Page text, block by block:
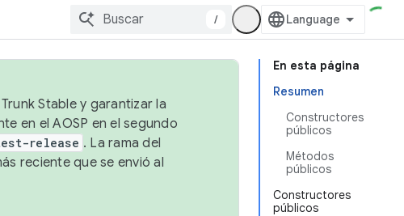
/
En esta página
Resumen
Constructores
públicos
Métodos
públicos
Constructores
públicos
Stable y garantizar la
en el AOSP en el segundo
release . La rama del
reciente que se envió al